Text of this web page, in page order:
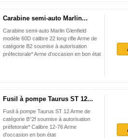
Carabine semi-auto Marlin...
Carabine semi-auto Marlin Glenfield
modèle 60D calibre 22 long rifle Arme de
catégorie B2 soumise à autorisation
préfectorale* Arme d'occasion en bon état
Fusil à pompe Taurus ST 12...
Fusil à pompe Taurus ST 12 Arme de
catégorie B°2f soumise à autorisation
préfetorale* Calibre 12-76 Arme
d'occasion en bon état